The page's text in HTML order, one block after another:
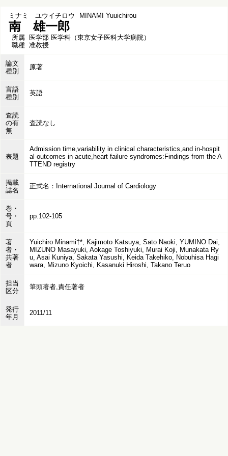
ミナミ ユウイチロウ MINAMI Yuuichirou
南 雄一郎
所属 医学部 医学科（東京女子医科大学病院）
職種 准教授
論文
種別
原著
言語
種別
英語
査読
の有
無
査読なし
表題
Admission time,variability in clinical characteristics,and in-hospit
al outcomes in acute,heart failure syndromes:Findings from the A
TTEND registry
掲載
誌名
正式名：International Journal of Cardiology
巻・
号・
頁
pp.102-105
著
者・
共著
者
Yuichiro Minami†*, Kajimoto Katsuya, Sato Naoki, YUMINO Dai,
MIZUNO Masayuki, Aokage Toshiyuki, Murai Koji, Munakata Ry
u, Asai Kuniya, Sakata Yasushi, Keida Takehiko, Nobuhisa Hagi
wara, Mizuno Kyoichi, Kasanuki Hiroshi, Takano Teruo
担当
区分
筆頭著者,責任著者
発行
年月
2011/11